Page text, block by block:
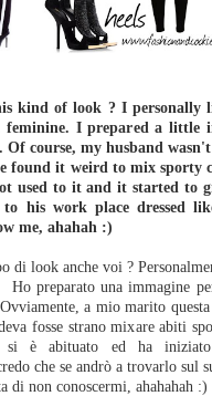
kind of look ? I personally
feminine. I prepared a little
course, my husband
found it weird to mix sporty
used to it and it started to
his work place dressed
me, ahahah :)
di look anche voi ?
preparato una immagine
a mio marito
fosse strano mixare abiti
è abituato ed ha iniziato
che se andrò a trovarlo sul
di non conoscermi, ahahahah :)